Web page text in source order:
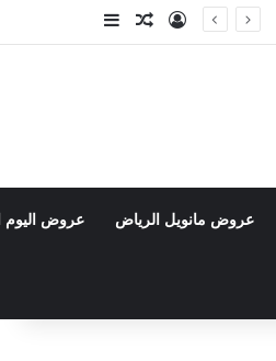
تسجيل الدخول
مقال عشوائي
إضافة عمود
عروض مانويل الرياض عروض اليوم